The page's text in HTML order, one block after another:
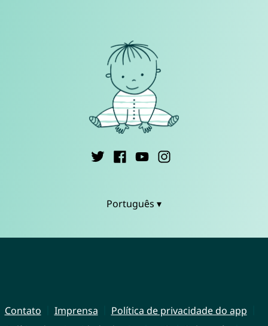
Português ▾
Contato Imprensa
Política de privacidade do app